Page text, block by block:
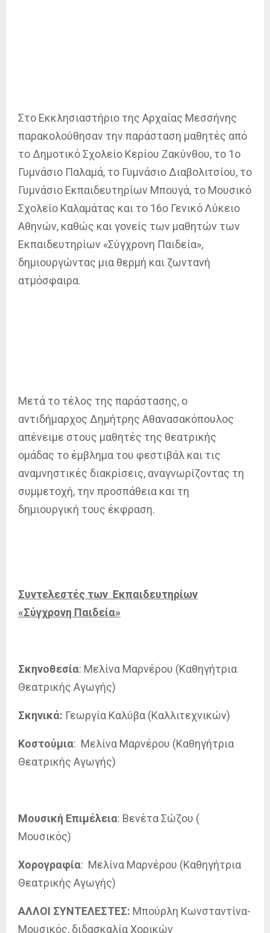
Στο Εκκλησιαστήριο της Αρχαίας Μεσσήνης
παρακολούθησαν την παράσταση μαθητές από
το Δημοτικό Σχολείο Κερίου Ζακύνθου, το 1ο
Γυμνάσιο Παλαμά, το Γυμνάσιο Διαβολιτσίου, το
Γυμνάσιο Εκπαιδευτηρίων Μπουγά, το Μουσικό
Σχολείο Καλαμάτας και το 16ο Γενικό Λύκειο
Αθηνών, καθώς και γονείς των μαθητών των
Εκπαιδευτηρίων «Σύγχρονη Παιδεία»,
δημιουργώντας μια θερμή και ζωντανή
ατμόσφαιρα.
Μετά το τέλος της παράστασης, ο
αντιδήμαρχος Δημήτρης Αθανασακόπουλος
απένειμε στους μαθητές της θεατρικής
ομάδας το έμβλημα του φεστιβάλ και τις
αναμνηστικές διακρίσεις, αναγνωρίζοντας τη
συμμετοχή, την προσπάθεια και τη
δημιουργική τους έκφραση.
Συντελεστές των Εκπαιδευτηρίων
«Σύγχρονη Παιδεία»
Σκηνοθεσία: Μελίνα Μαρνέρου (Καθηγήτρια
Θεατρικής Αγωγής)
Σκηνικά: Γεωργία Καλύβα (Καλλιτεχνικών)
Κοστούμια: Μελίνα Μαρνέρου (Καθηγήτρια
Θεατρικής Αγωγής)
Μουσική Επιμέλεια: Βενέτα Σώζου (
Μουσικός)
Χορογραφία: Μελίνα Μαρνέρου (Καθηγήτρια
Θεατρικής Αγωγής)
ΑΛΛΟΙ ΣΥΝΤΕΛΕΣΤΕΣ: Μπούρλη Κωνσταντίνα-
Μουσικός, διδασκαλία Χορικών